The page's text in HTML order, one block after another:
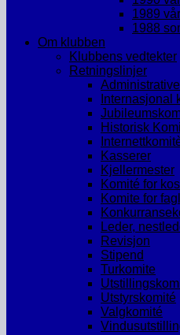
1989
1988
Om klubben
Klubbens vedtekter
Retningslinjer
Internasjonal
Historisk
Kasserer
Kjellermester
Komité for
Komite for
Leder,
Revisjon
Stipend
Turkomite
Utstyrskomité
Valgkomité